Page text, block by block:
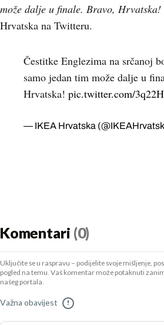
može dalje u finale. Bravo, Hrvatska!
Hrvatska na Twitteru.
Čestitke Englezima na srčanoj
samo jedan tim može dalje u
Hrvatska! pic.twitter.com/
— IKEA Hrvatska
Komentari (0)
Uključite se u raspravu – podijelite svoje mišljenje,
pogled na temu. Vaš komentar može potaknuti
našeg portala.
Važna obavijest !